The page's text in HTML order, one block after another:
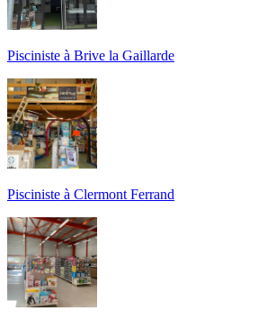
Pisciniste à Brive la Gaillarde
Pisciniste à Clermont Ferrand